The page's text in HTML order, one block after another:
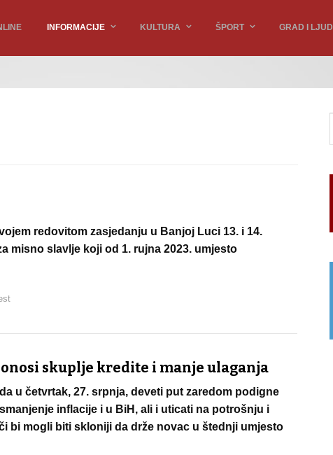
INFORMACIJE KULTURA ŠPORT GRAD I LJUDI
redovitom zasjedanju u Banjoj Luci 13. i 14.
misno slavlje koji od 1. rujna 2023. umjesto
skuplje kredite i manje ulaganja
u četvrtak, 27. srpnja, deveti put zaredom podigne
inflacije i u BiH, ali i uticati na potrošnju i
bi mogli biti skloniji da drže novac u štednji umjesto